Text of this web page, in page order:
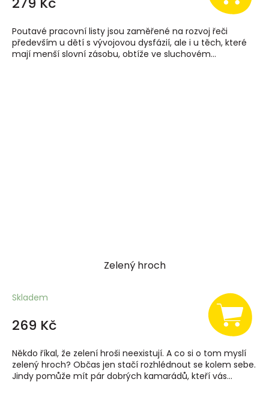
Poutavé pracovní listy jsou zaměřené na rozvoj řeči
především u dětí s vývojovou dysfázií, ale i u těch, které
mají menší slovní zásobu, obtíže ve sluchovém...
Zelený hroch
Skladem
269 Kč
Někdo říkal, že zelení hroši neexistují. A co si o tom myslí
zelený hroch? Občas jen stačí rozhlédnout se kolem sebe.
Jindy pomůže mít pár dobrých kamarádů, kteří vás...